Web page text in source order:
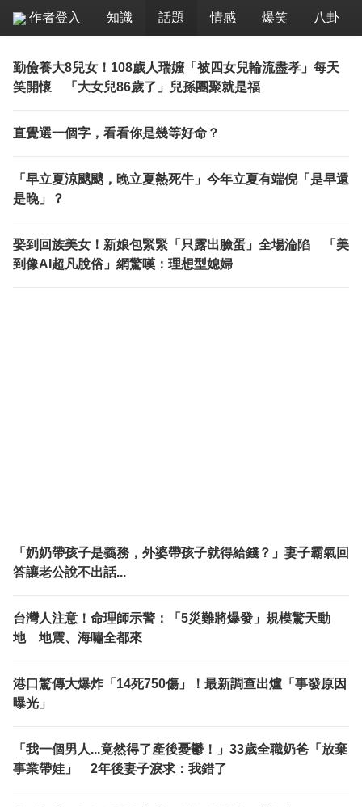
作者登入 知識 話題 情感 爆笑 八卦
勤儉養大8兒女！108歲人瑞嬤「被四女兒輪流盡孝」每天
笑開懷 「大女兒86歲了」兒孫團聚就是福
直覺選一個字，看看你是幾等好命？
「早立夏涼颼颼，晚立夏熱死牛」今年立夏有端倪「是早還
是晚」？
娶到回族美女！新娘包緊緊「只露出臉蛋」全場淪陷 「美
到像AI超凡脫俗」網驚嘆：理想型媳婦
「奶奶帶孩子是義務，外婆帶孩子就得給錢？」妻子霸氣回
答讓老公說不出話...
台灣人注意！命理師示警：「5災難將爆發」規模驚天動
地 地震、海嘯全都來
港口驚傳大爆炸「14死750傷」！最新調查出爐「事發原因
曝光」
「我一個男人...竟然得了產後憂鬱！」33歲全職奶爸「放棄
事業帶娃」 2年後妻子淚求：我錯了